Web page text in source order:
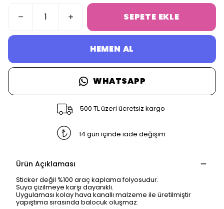
SEPETE EKLE
HEMEN AL
WHATSAPP
500 TL üzeri ücretsiz kargo
14 gün içinde iade değişim
Ürün Açıklaması
Sticker değil %100 araç kaplama folyosudur.
Suya çizilmeye karşı dayanıklı.
Uygulaması kolay hava kanallı malzeme ile üretilmiştir
yapıştıma sırasında balocuk oluşmaz.